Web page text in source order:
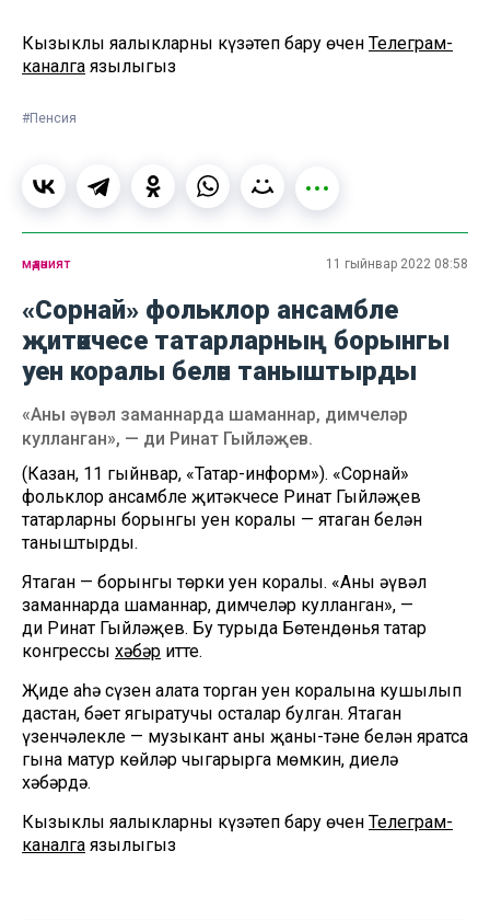
Кызыклы яңалыкларны күзәтеп бару өчен Телеграм-
каналга язылыгыз
#Пенсия
мәдәният 11 гыйнвар 2022 08:58
«Сорнай» фольклор ансамбле
җитәкчесе татарларның борынгы
уен коралы белән таныштырды
«Аны әүвәл заманнарда шаманнар, димчеләр
кулланган», — ди Ринат Гыйләҗев.
(Казан, 11 гыйнвар, «Татар-информ»). «Сорнай»
фольклор ансамбле җитәкчесе Ринат Гыйләҗев
татарларның борынгы уен коралы — ятаган белән
таныштырды.
Ятаган — борынгы төрки уен коралы. «Аны әүвәл
заманнарда шаманнар, димчеләр кулланган», —
ди Ринат Гыйләҗев. Бу турыда Бөтендөнья татар
конгрессы хәбәр итте.
Җиде аһәң сүзен аңлата торган уен коралына кушылып
дастан, бәет яңгыратучы осталар булган. Ятаган
үзенчәлекле — музыкант аны җаны-тәне белән яратса
гына матур көйләр чыгарырга мөмкин, диелә
хәбәрдә.
Кызыклы яңалыкларны күзәтеп бару өчен Телеграм-
каналга язылыгыз